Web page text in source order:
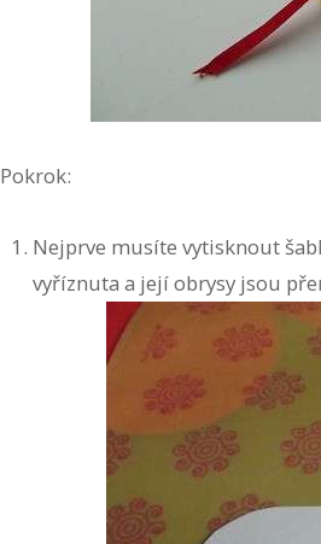
Pokrok:
Nejprve musíte vytisknout
vyříznuta a její obrysy jsou